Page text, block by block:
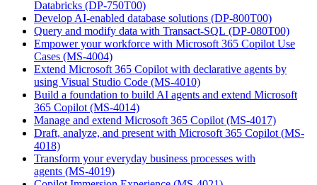
Databricks (DP-750T00)
Develop AI-enabled database solutions (DP-800T00)
Query and modify data with Transact-SQL (DP-080T00)
Empower your workforce with Microsoft 365 Copilot Use
Cases (MS-4004)
Extend Microsoft 365 Copilot with declarative agents by
using Visual Studio Code (MS-4010)
Build a foundation to build AI agents and extend Microsoft
365 Copilot (MS-4014)
Manage and extend Microsoft 365 Copilot (MS-4017)
Draft, analyze, and present with Microsoft 365 Copilot (MS-
4018)
Transform your everyday business processes with
agents (MS-4019)